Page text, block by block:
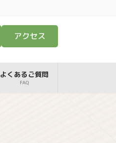
アクセス
よくあるご質問
FAQ